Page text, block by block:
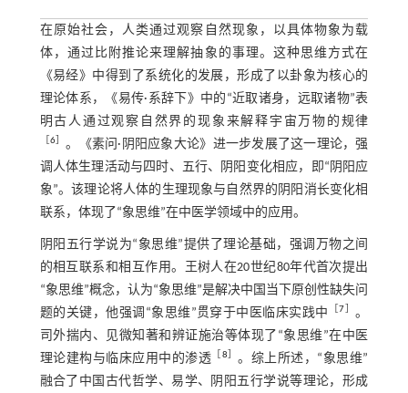
在原始社会，人类通过观察自然现象，以具体物象为载
体，通过比附推论来理解抽象的事理。这种思维方式在
《易经》中得到了系统化的发展，形成了以卦象为核心的
理论体系，《易传·系辞下》中的“近取诸身，远取诸物”表
明古人通过观察自然界的现象来解释宇宙万物的规律
6］ 。《素问·阴阳应象大论》进一步发展了这一理论，强
调人体生理活动与四时、五行、阴阳变化相应，即“阴阳应
象”。该理论将人体的生理现象与自然界的阴阳消长变化相
联系，体现了“象思维”在中医学领域中的应用。
阴阳五行学说为“象思维”提供了理论基础，强调万物之间
的相互联系和相互作用。王树人在20世纪80年代首次提出
“象思维”概念，认为“象思维”是解决中国当下原创性缺失问
题的关键，他强调“象思维”贯穿于中医临床实践中
［7
。
司外揣内、见微知著和辨证施治等体现了“象思维”在中医
理论建构与临床应用中的渗透
8
。综上所述，“象思维”
融合了中国古代哲学、易学、阴阳五行学说等理论，形成